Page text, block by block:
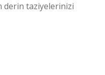
derin taziyelerinizi